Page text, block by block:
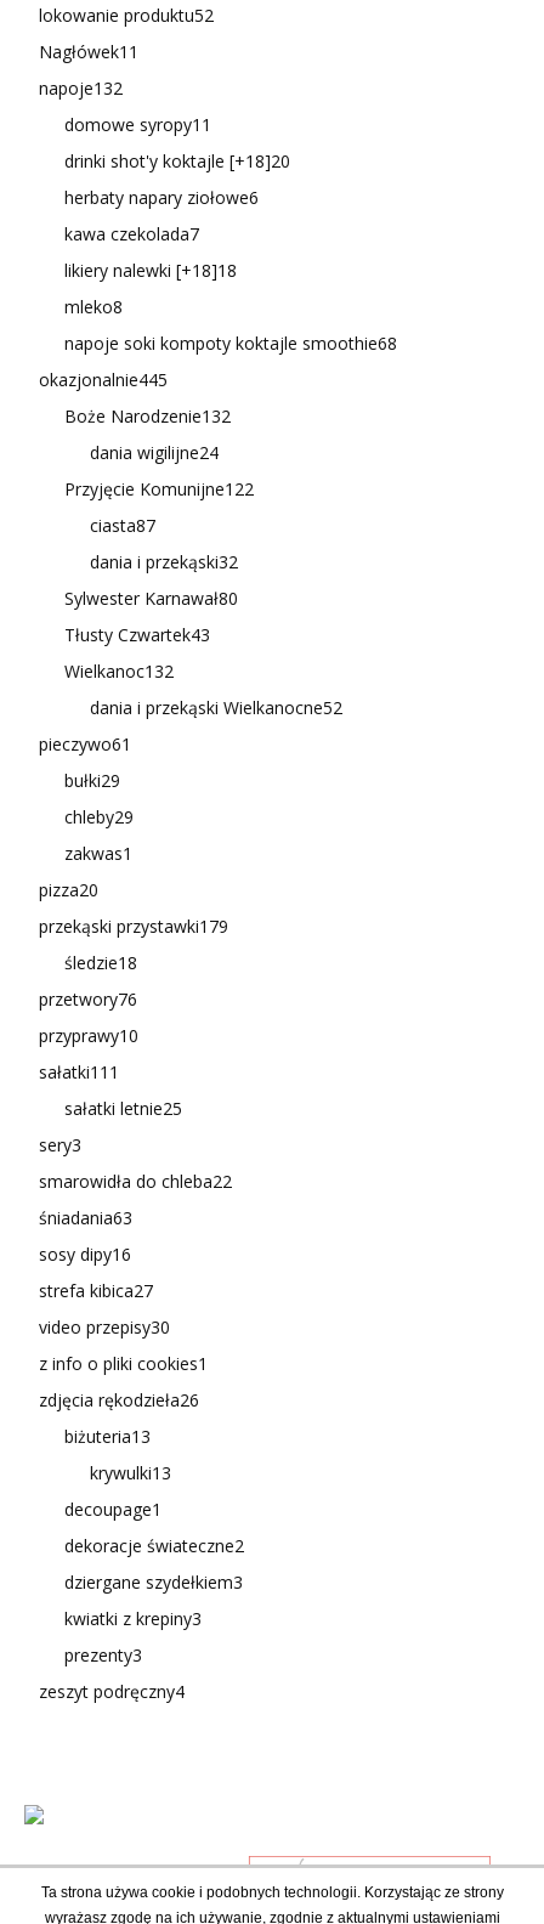
lokowanie produktu52
Nagłówek11
napoje132
domowe syropy11
drinki shot'y koktajle [+18]20
herbaty napary ziołowe6
kawa czekolada7
likiery nalewki [+18]18
mleko8
napoje soki kompoty koktajle smoothie68
okazjonalnie445
Boże Narodzenie132
dania wigilijne24
Przyjęcie Komunijne122
ciasta87
dania i przekąski32
Sylwester Karnawał80
Tłusty Czwartek43
Wielkanoc132
dania i przekąski Wielkanocne52
pieczywo61
bułki29
chleby29
zakwas1
pizza20
przekąski przystawki179
śledzie18
przetwory76
przyprawy10
sałatki111
sałatki letnie25
sery3
smarowidła do chleba22
śniadania63
sosy dipy16
strefa kibica27
video przepisy30
z info o pliki cookies1
zdjęcia rękodzieła26
biżuteria13
krywulki13
decoupage1
dekoracje świateczne2
dziergane szydełkiem3
kwiatki z krepiny3
prezenty3
zeszyt podręczny4
Ta strona używa cookie i podobnych technologii. Korzystając ze strony
wyrażasz zgodę na ich używanie, zgodnie z aktualnymi ustawieniami